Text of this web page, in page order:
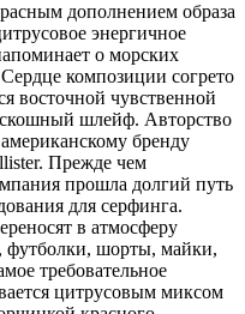
дополнением образа
энергичное
о морских
композиции согрето
восточной чувственной
шлейф. Авторство
бренду
Прежде чем
прошла долгий путь
для серфинга.
в атмосферу
футболки, шорты, майки,
требовательное
цитрусовым миксом